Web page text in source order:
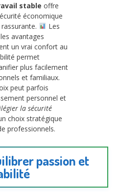
stable offre
économique
Les
avantages
un vrai confort au
permet
plus facilement
et familiaux.
peut parfois
personnel et
la sécurité
choix stratégique
professionnels.
passion et